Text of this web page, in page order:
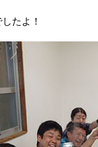
たよ！